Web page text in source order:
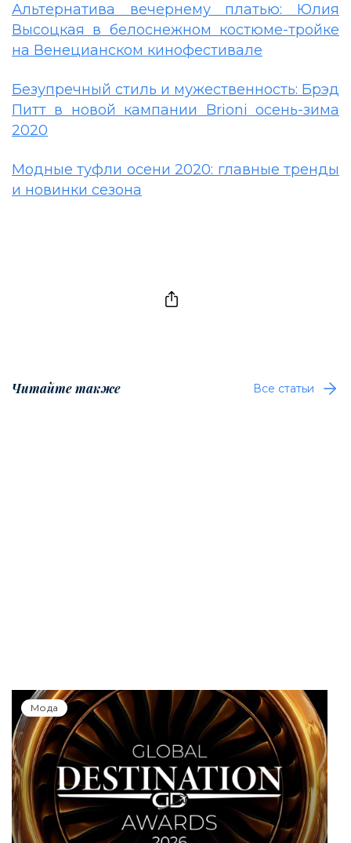
Альтернатива вечернему платью: Юлия
Высоцкая в белоснежном костюме-тройке
на Венецианском кинофестивале
Безупречный стиль и мужественность: Брэд
Питт в новой кампании Brioni осень-зима
2020
Модные туфли осени 2020: главные тренды
и новинки сезона
Читайте также Все статьи
Мода